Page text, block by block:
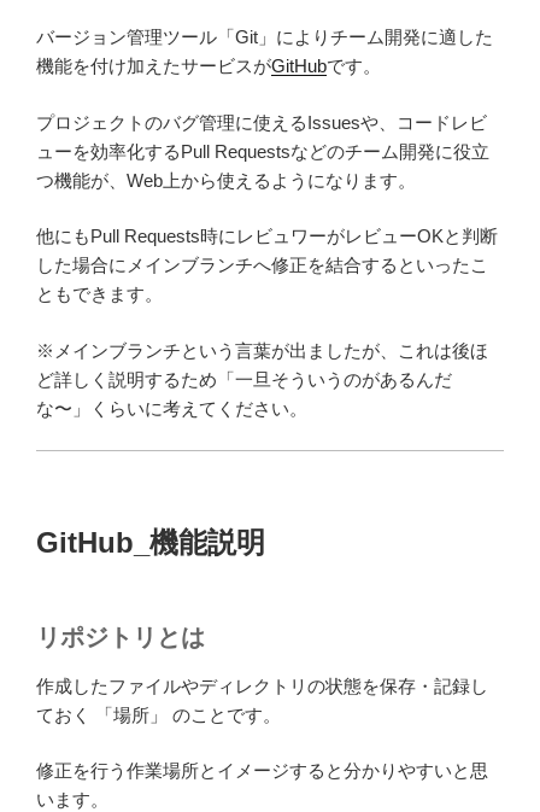
バージョン管理ツール「Git」によりチーム開発に適した
機能を付け加えたサービスがGitHubです。
プロジェクトのバグ管理に使えるIssuesや、コードレビ
ューを効率化するPull Requestsなどのチーム開発に役立
つ機能が、Web上から使えるようになります。
他にもPull Requests時にレビュワーがレビューOKと判断
した場合にメインブランチへ修正を結合するといったこ
ともできます。
※メインブランチという言葉が出ましたが、これは後ほ
ど詳しく説明するため「一旦そういうのがあるんだ
な〜」くらいに考えてください。
GitHub_機能説明
リポジトリとは
作成したファイルやディレクトリの状態を保存・記録し
ておく 「場所」 のことです。
修正を行う作業場所とイメージすると分かりやすいと思
います。